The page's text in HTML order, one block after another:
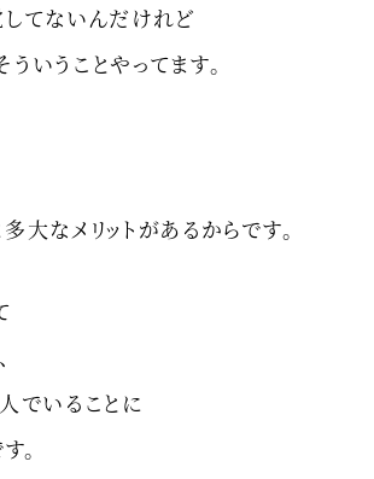
てないんだけれど
いうことやってます。
大なメリットがあるからです。
でいることに
。